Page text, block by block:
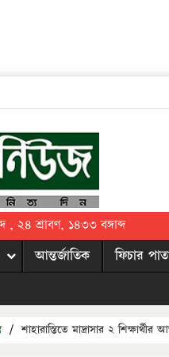
, ২৪ শ্রাবণ, ১৪৩৩ বঙ্গাব্দ
আন্তর্জাতিক ফিচার
/ শাহারাস্তিতে মাদ্রাসার ২